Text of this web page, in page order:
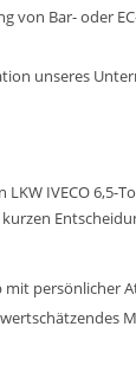
von Bar- oder
unseres
IVECO 6,5-
mit persönlicher